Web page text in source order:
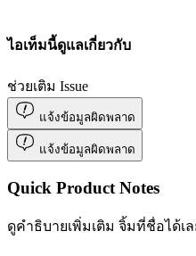
ไอเท็มนี้ดูแลเกี่ยวกับ
ช่วยเติม Issue
แจ้งข้อมูลผิดพลาด
แจ้งข้อมูลผิดพลาด
Quick Product Notes
ดูคำธิบายเพิ่มเติม จิ้มที่ชื่อได้เ